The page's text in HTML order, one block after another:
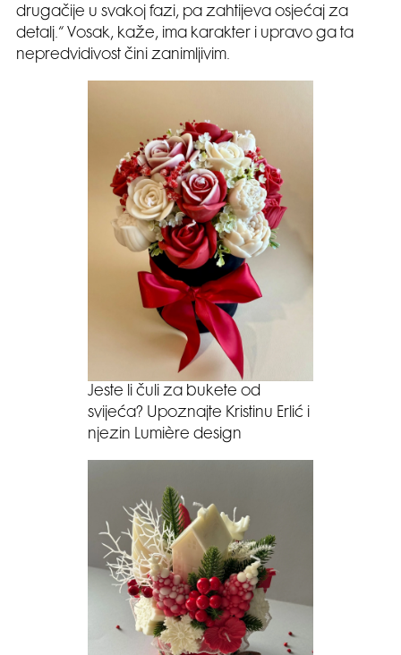
drugačije u svakoj fazi, pa zahtijeva osjećaj za
detalj.“ Vosak, kaže, ima karakter i upravo ga ta
nepredvidivost čini zanimljivim.
Jeste li čuli za bukete od
svijeća? Upoznajte Kristinu Erlić i
njezin Lumière design